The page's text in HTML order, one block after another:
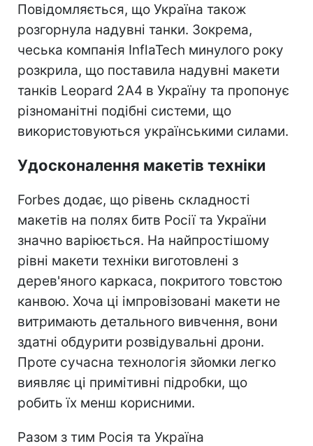
Повідомляється, що Україна також
розгорнула надувні танки. Зокрема,
чеська компанія InflaTech минулого року
розкрила, що поставила надувні макети
танків Leopard 2A4 в Україну та пропонує
різноманітні подібні системи, що
використовуються українськими силами.
Удосконалення макетів техніки
Forbes додає, що рівень складності
макетів на полях битв Росії та України
значно варіюється. На найпростішому
рівні макети техніки виготовлені з
дерев'яного каркаса, покритого товстою
канвою. Хоча ці імпровізовані макети не
витримають детального вивчення, вони
здатні обдурити розвідувальні дрони.
Проте сучасна технологія зйомки легко
виявляє ці примітивні підробки, що
робить їх менш корисними.
Разом з тим Росія та Україна